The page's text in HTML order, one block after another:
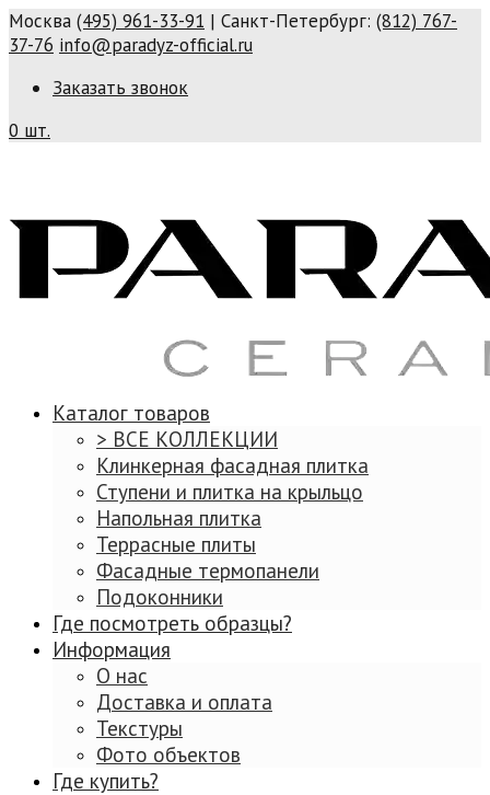
Москва (495) 961-33-91 | Санкт-Петербург: (812) 767-
37-76 info@paradyz-official.ru
Заказать звонок
0 шт.
Каталог товаров
> ВСЕ КОЛЛЕКЦИИ
Клинкерная фасадная плитка
Ступени и плитка на крыльцо
Напольная плитка
Террасные плиты
Фасадные термопанели
Подоконники
Где посмотреть образцы?
Информация
О нас
Доставка и оплата
Текстуры
Фото объектов
Где купить?